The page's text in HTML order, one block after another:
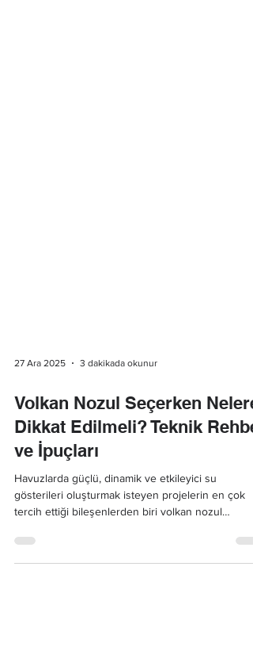
Volkan Nozul Seçerken Nelere
Dikkat Edilmeli? Teknik
ve İpuçları
Havuzlarda güçlü, dinamik ve etkileyici su
gösterileri oluşturmak isteyen projelerin en çok
tercih ettiği bileşenlerden biri volkan nozul